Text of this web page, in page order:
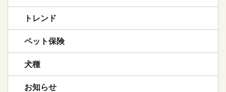
トレンド
ペット保険
犬種
お知らせ